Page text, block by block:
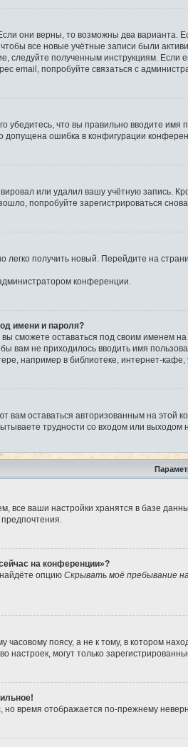
они верны, то возможны два варианта.
все новые учётные записи были
следуйте полученным инструкциям.
email, попробуйте связаться с
убедитесь, что вы правильно вводите
допущена ошибка в конфигурации
или удалил вашу учётную запись.
попробуйте зарегистрироваться снова
легко получить новый. Перейдите на
конференции.
имени и пароля?
, вы сможете оставаться под своим именем
вам не приходилось вводить имя
например в библиотеке, интернет-кафе,
вам оставаться авторизованным на
трудности со входом или
все ваши настройки хранятся в базе
на конференции»?
опцию Скрывать моё пребывание
поясу, а не к тому, в котором
настроек, могут только
но время отображается по-прежнему